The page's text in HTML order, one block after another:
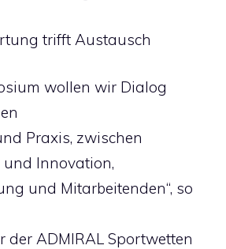
trifft Austausch
wollen wir Dialog
Praxis, zwischen
Innovation,
und Mitarbeitenden“, so
der ADMIRAL Sportwetten